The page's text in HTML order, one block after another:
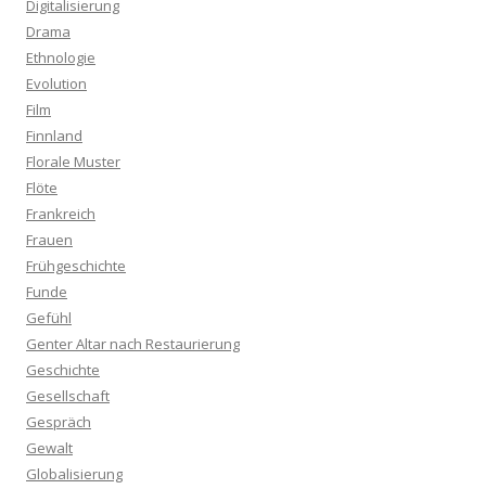
Digitalisierung
Drama
Ethnologie
Evolution
Film
Finnland
Florale Muster
Flöte
Frankreich
Frauen
Frühgeschichte
Funde
Gefühl
Genter Altar nach Restaurierung
Geschichte
Gesellschaft
Gespräch
Gewalt
Globalisierung